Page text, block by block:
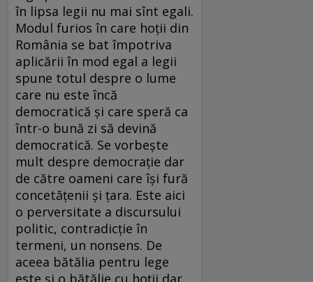
în lipsa legii nu mai sînt egali.
Modul furios în care hoţii din
România se bat împotriva
aplicării în mod egal a legii
spune totul despre o lume
care nu este încă
democratică şi care speră ca
într-o bună zi să devină
democratică. Se vorbeşte
mult despre democraţie dar
de către oameni care îşi fură
concetăţenii şi ţara. Este aici
o perversitate a discursului
politic, contradicţie în
termeni, un nonsens. De
aceea bătălia pentru lege